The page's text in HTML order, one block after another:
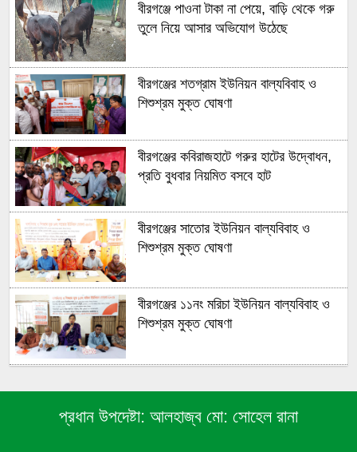
বীরগঞ্জে পাওনা টাকা না পেয়ে, বাড়ি থেকে গরু
তুলে নিয়ে আসার অভিযোগ উঠেছে
বীরগঞ্জের শতগ্রাম ইউনিয়ন বাল্যবিবাহ ও
শিশুশ্রম মুক্ত ঘোষণা
বীরগঞ্জের কবিরাজহাটে গরুর হাটের উদ্বোধন,
প্রতি বুধবার নিয়মিত বসবে হাট
বীরগঞ্জের সাতোর ইউনিয়ন বাল্যবিবাহ ও
শিশুশ্রম মুক্ত ঘোষণা
বীরগঞ্জের ১১নং মরিচা ইউনিয়ন বাল্যবিবাহ ও
শিশুশ্রম মুক্ত ঘোষণা
প্রধান উপদেষ্টা: আলহাজ্ব মো: সোহেল রানা